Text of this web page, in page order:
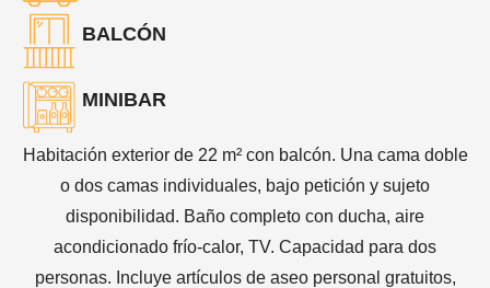
BALCÓN
MINIBAR
Habitación exterior de 22 m² con balcón. Una cama doble
o dos camas individuales, bajo petición y sujeto
disponibilidad. Baño completo con ducha, aire
acondicionado frío-calor, TV. Capacidad para dos
personas. Incluye artículos de aseo personal gratuitos,